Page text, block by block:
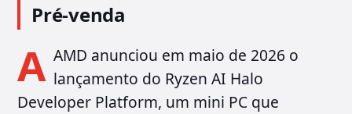
Pré-venda
A AMD anunciou em maio de 2026 o
lançamento do Ryzen AI Halo
Developer Platform, um mini PC que